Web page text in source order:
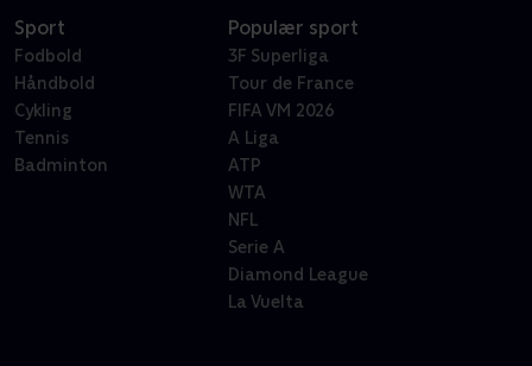
Sport
Fodbold
Håndbold
Cykling
Tennis
Badminton
Populær sport
3F Superliga
Tour de France
FIFA VM 2026
A Liga
ATP
WTA
NFL
Serie A
Diamond League
La Vuelta